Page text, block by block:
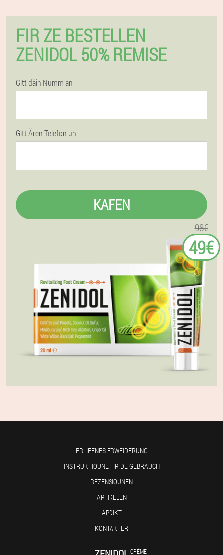
FIR ZE BESTELLEN
ZENIDOL 50% REMISE
Gitt däin Numm an
Gitt Ären Telefon un
KAFEN
98€
49€
ERLIEFNES ERWEIDERUNG
INSTRUKTIOUNE FIR DE GEBRAUCH
REZENSIOUNEN
ARTIKELEN
APDIKT
KONTAKTER
CRÈME